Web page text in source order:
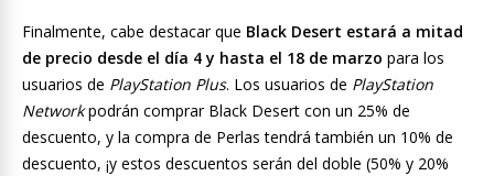
Finalmente, cabe destacar que Black Desert estará a mitad
de precio desde el día 4 y hasta el 18 de marzo para los
usuarios de PlayStation Plus. Los usuarios de PlayStation
Networkpodrán comprar Black Desert con un 25% de
descuento, y la compra de Perlas tendrá también un 10% de
descuento, ¡y estos descuentos serán del doble (50% y 20%